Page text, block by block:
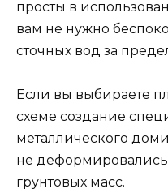
просты в
вам не нужно
сточных вод за
Если вы выбираете
схеме создание
металлического
не
грунтовых масс.